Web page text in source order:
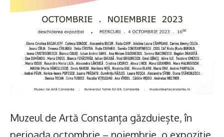
Muzeul de Artă Constanța găzduiește, în